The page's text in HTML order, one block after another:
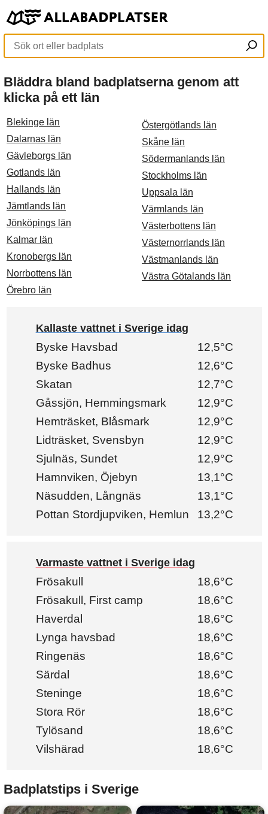
Bläddra bland badplatserna genom att
klicka på ett län
Blekinge län
Dalarnas län
Gävleborgs län
Gotlands län
Hallands län
Jämtlands län
Jönköpings län
Kalmar län
Kronobergs län
Norrbottens län
Örebro län
Östergötlands län
Skåne län
Södermanlands län
Stockholms län
Uppsala län
Värmlands län
Västerbottens län
Västernorrlands län
Västmanlands län
Västra Götalands län
Kallaste vattnet i Sverige idag
Byske Havsbad
12,5°C
Byske Badhus
12,6°C
Skatan
12,7°C
Gåssjön, Hemmingsmark
12,9°C
Hemträsket, Blåsmark
12,9°C
Lidträsket, Svensbyn
12,9°C
Sjulnäs, Sundet
12,9°C
Hamnviken, Öjebyn
13,1°C
Näsudden, Långnäs
13,1°C
Pottan Stordjupviken, Hemlun
13,2°C
Varmaste vattnet i Sverige idag
Frösakull
18,6°C
Frösakull, First camp
18,6°C
Haverdal
18,6°C
Lynga havsbad
18,6°C
Ringenäs
18,6°C
Särdal
18,6°C
Steninge
18,6°C
Stora Rör
18,6°C
Tylösand
18,6°C
Vilshärad
18,6°C
Badplatstips i Sverige